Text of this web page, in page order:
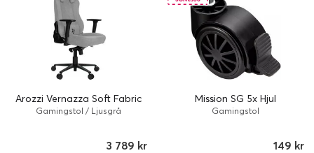
Arozzi Vernazza Soft Fabric
Gamingstol / Ljusgrå
3 789 kr
Mission SG 5x Hjul
Gamingstol
149 kr